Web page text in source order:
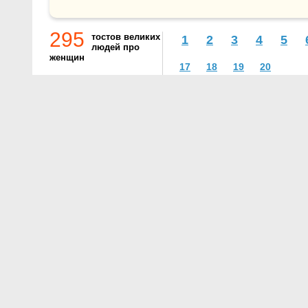
295
тостов великих
людей про
женщин
1 2 3 4 5
17 18 19 20